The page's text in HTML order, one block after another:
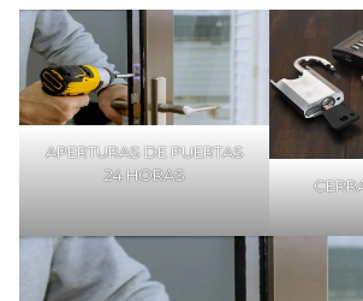
APERTURAS DE PUERTAS
24 HORAS